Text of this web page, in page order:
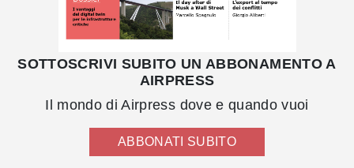
SOTTOSCRIVI SUBITO UN ABBONAMENTO A
AIRPRESS
Il mondo di Airpress dove e quando vuoi
ABBONATI SUBITO